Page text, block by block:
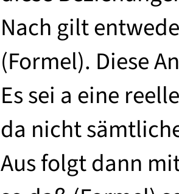
Nach gilt
(Formel). Diese
Es sei a eine
da nicht
Aus folgt dann